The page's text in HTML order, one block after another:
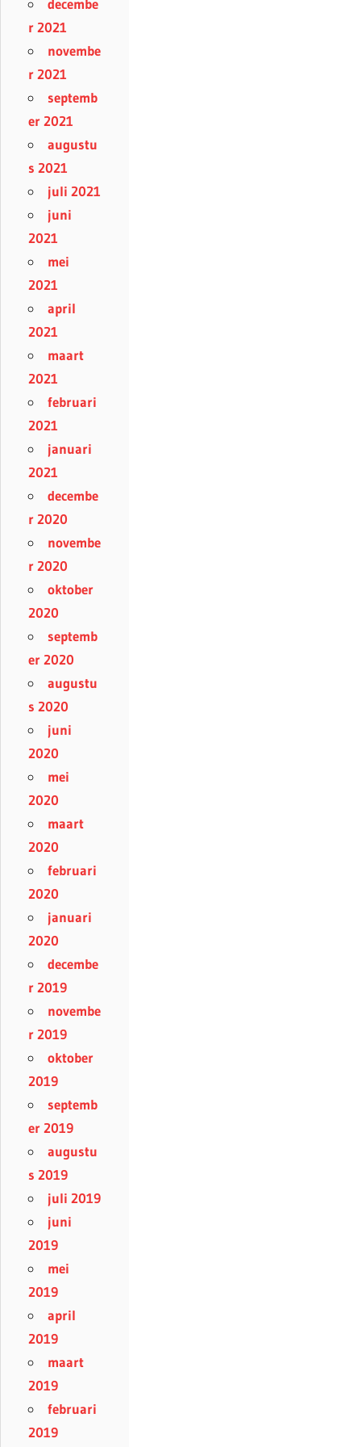
decembe
r 2021
novembe
r 2021
septemb
er 2021
augustu
s 2021
juli 2021
juni
2021
mei
2021
april
2021
maart
2021
februari
2021
januari
2021
decembe
r 2020
novembe
r 2020
oktober
2020
septemb
er 2020
augustu
s 2020
juni
2020
mei
2020
maart
2020
februari
2020
januari
2020
decembe
r 2019
novembe
r 2019
oktober
2019
septemb
er 2019
augustu
s 2019
juli 2019
juni
2019
mei
2019
april
2019
maart
2019
februari
2019